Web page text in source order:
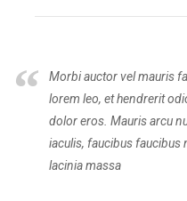
“
Morbi auctor vel mauris
lorem leo, et hendrerit
dolor eros. Mauris arcu
iaculis, faucibus faucibus
lacinia massa